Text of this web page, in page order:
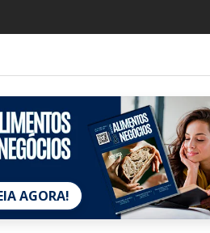
hobbies para desacelerar
AGORA!